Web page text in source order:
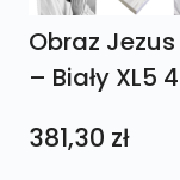
Obraz
– Biały XL5
381,30 zł